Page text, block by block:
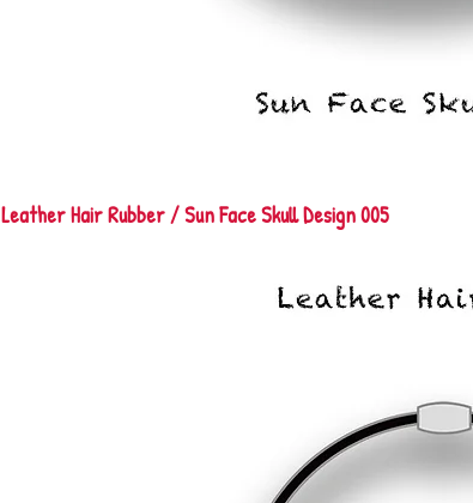
Leather Hair Rubber / Sun Face Skull Design 005